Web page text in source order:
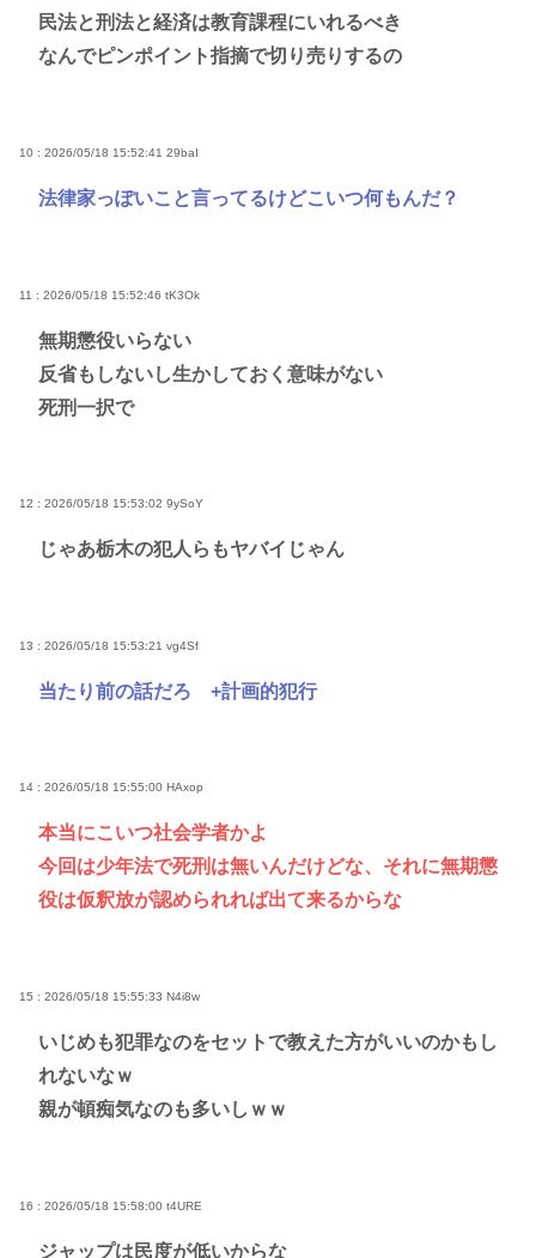
民法と刑法と経済は教育課程にいれるべき
なんでピンポイント指摘で切り売りするの
10 : 2026/05/18 15:52:41 29baI
法律家っぽいこと言ってるけどこいつ何もんだ？
11 : 2026/05/18 15:52:46 tK3Ok
無期懲役いらない
反省もしないし生かしておく意味がない
死刑一択で
12 : 2026/05/18 15:53:02 9ySoY
じゃあ栃木の犯人らもヤバイじゃん
13 : 2026/05/18 15:53:21 vg4Sf
当たり前の話だろ +計画的犯行
14 : 2026/05/18 15:55:00 HAxop
本当にこいつ社会学者かよ
今回は少年法で死刑は無いんだけどな、それに無期懲
役は仮釈放が認められれば出て来るからな
15 : 2026/05/18 15:55:33 N4i8w
いじめも犯罪なのをセットで教えた方がいいのかもし
れないなｗ
親が頓痴気なのも多いしｗｗ
16 : 2026/05/18 15:58:00 t4URE
ジャップは民度が低いからな